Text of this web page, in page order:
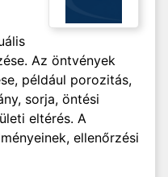
Az öntvények
például porozitás,
sorja, öntési
eltérés. A
ellenőrzési